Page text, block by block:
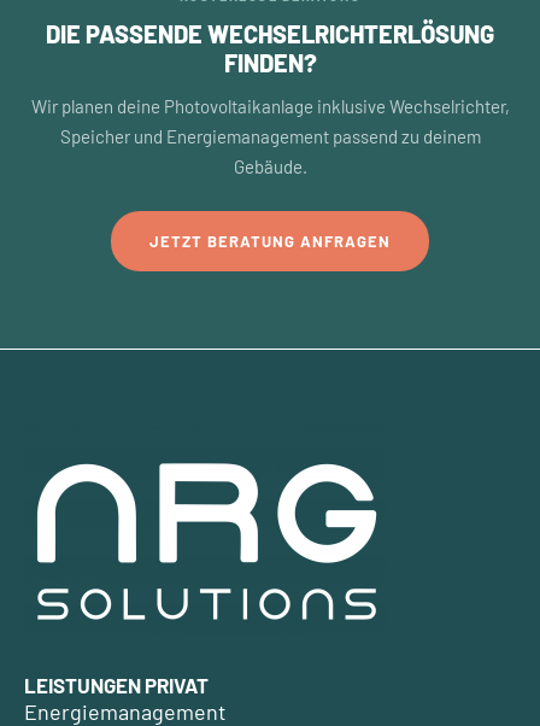
DIE PASSENDE WECHSELRICHTERLÖSUNG
FINDEN?
Wir planen deine Photovoltaikanlage inklusive Wechselrichter,
Speicher und Energiemanagement passend zu deinem
Gebäude.
JETZT BERATUNG ANFRAGEN
LEISTUNGEN PRIVAT
Energiemanagement